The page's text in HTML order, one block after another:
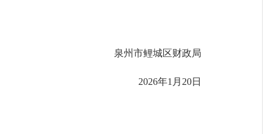
泉州市鲤城区财政局
2026年1月20日